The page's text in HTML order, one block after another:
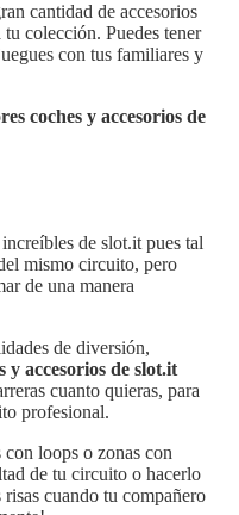
cantidad de accesorios
colección. Puedes tener
con tus familiares y
coches y accesorios de
de slot.it pues tal
mismo circuito, pero
de una manera
de diversión,
y accesorios de slot.it
cuanto quieras, para
profesional.
loops o zonas con
de tu circuito o hacerlo
cuando tu compañero